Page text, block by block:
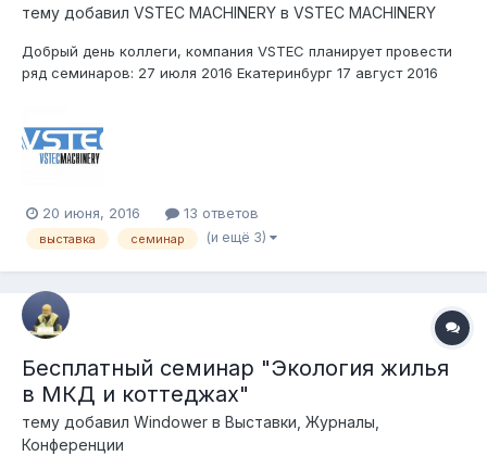
тему добавил VSTEC MACHINERY в VSTEC MACHINERY
Добрый день коллеги, компания VSTEC планирует провести
ряд семинаров: 27 июля 2016 Екатеринбург 17 август 2016
22 октября 2016 Алматы и участвовать в выставках:...
20 июня, 2016 13 ответов
выставка семинар (и ещё 3)
Бесплатный семинар "Экология жилья
в МКД и коттеджах"
тему добавил Windower в Выставки, Журналы,
Конференции